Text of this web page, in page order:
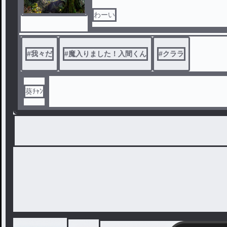
わーい
#我々だ #魔入りました！入間くん #クララ
葵ﾁｬﾝ